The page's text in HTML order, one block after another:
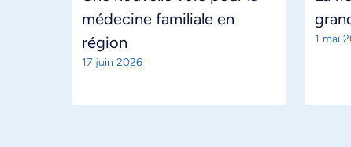
médecine familiale en
région
17 juin 2026
1 mai